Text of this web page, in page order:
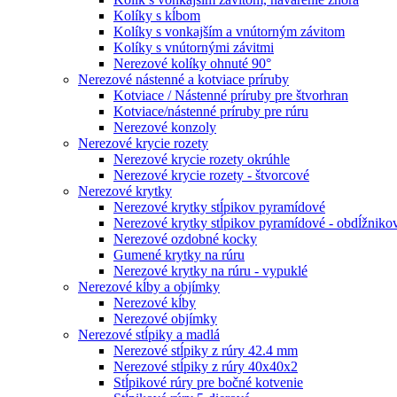
Kolíky s kĺbom
Kolíky s vonkajším a vnútorným závitom
Kolíky s vnútornými závitmi
Nerezové kolíky ohnuté 90°
Nerezové nástenné a kotviace príruby
Kotviace / Nástenné príruby pre štvorhran
Kotviace/nástenné príruby pre rúru
Nerezové konzoly
Nerezové krycie rozety
Nerezové krycie rozety okrúhle
Nerezové krycie rozety - štvorcové
Nerezové krytky
Nerezové krytky stĺpikov pyramídové
Nerezové krytky stĺpikov pyramídové -
Nerezové ozdobné kocky
Gumené krytky na rúru
Nerezové krytky na rúru - vypuklé
Nerezové kĺby a objímky
Nerezové kĺby
Nerezové objímky
Nerezové stĺpiky a madlá
Nerezové stĺpiky z rúry 42.4 mm
Nerezové stĺpiky z rúry 40x40x2
Stĺpikové rúry pre bočné kotvenie